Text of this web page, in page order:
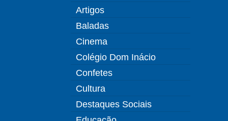
Artigos
Baladas
Cinema
Colégio Dom Inácio
Confetes
Cultura
Destaques Sociais